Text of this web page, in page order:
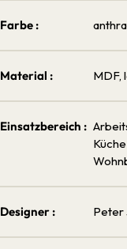
Farbe :
Material : MDF,
Einsatzbereich :
Küche
Designer : Peter